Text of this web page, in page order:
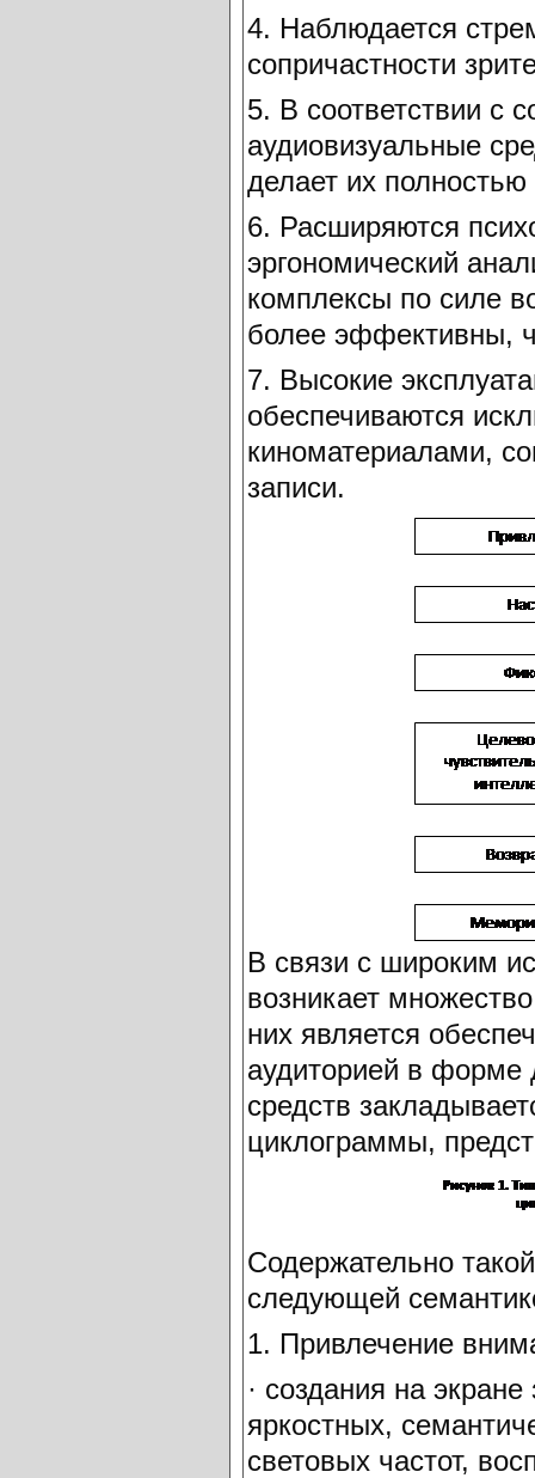
4. Наблюдается
сопричастности
5. В соответствии с
аудиовизуальные
делает их
6. Расширяются
эргономический
комплексы по силе
более эффективны,
7. Высокие
обеспечиваются
киноматериалами,
записи.
В связи с широким
возникает
них является
аудиторией в форме
средств
циклограммы,
Содержательно
следующей
1. Привлечение
· создания на
яркостных,
световых частот,